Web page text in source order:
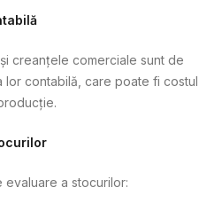
creanțele comerciale sunt de
lor contabilă, care poate fi costul
evaluare a stocurilor: